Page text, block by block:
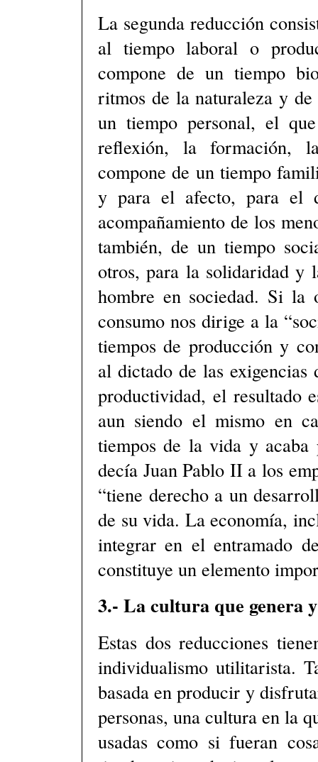
La segunda reducción
al tiempo laboral o
compone de un tiempo
ritmos de la naturaleza y
un tiempo personal, el
reflexión, la formación,
compone de un tiempo
y para el afecto, para el
acompañamiento de los
también, de un tiempo
otros, para la solidaridad y
hombre en sociedad. Si la
consumo nos dirige a la
tiempos de producción y
al dictado de las
productividad, el resultado
aun siendo el mismo en
tiempos de la vida y
decía Juan Pablo II a los
“tiene derecho a un
de su vida. La economía,
integrar en el entramado
constituye un elemento
3.- La cultura que genera
Estas dos reducciones
individualismo utilitarista.
basada en producir y
personas, una cultura en la
usadas como si fueran